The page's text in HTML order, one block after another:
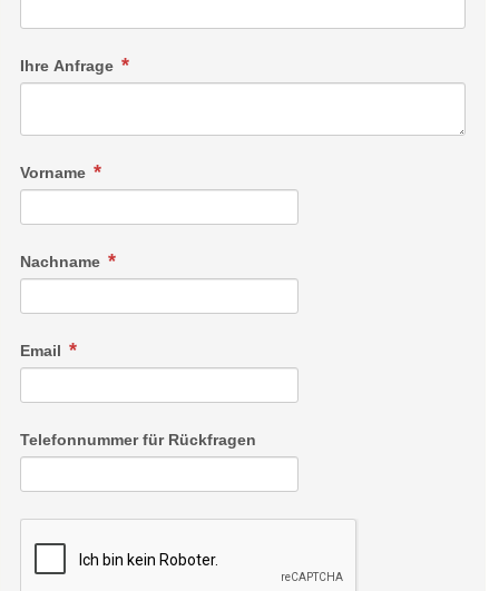
Ihre Anfrage
Vorname
Nachname
Email
Telefonnummer für Rückfragen